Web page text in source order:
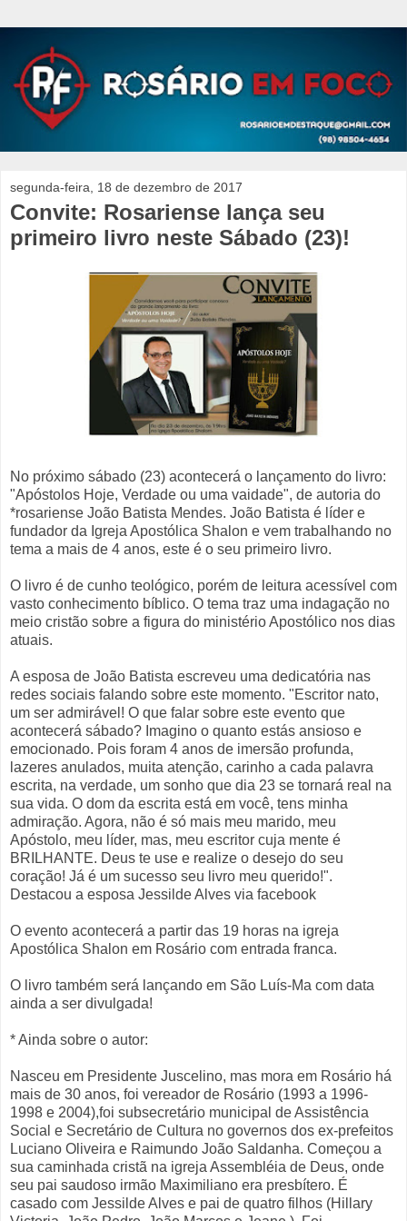
segunda-feira, 18 de dezembro de 2017
Convite: Rosariense lança seu
primeiro livro neste Sábado (23)!
No próximo sábado (23) acontecerá o lançamento do livro:
"Apóstolos Hoje, Verdade ou uma vaidade", de autoria do
*rosariense João Batista Mendes. João Batista é líder e
fundador da Igreja Apostólica Shalon e vem trabalhando no
tema a mais de 4 anos, este é o seu primeiro livro.
O livro é de cunho teológico, porém de leitura acessível com
vasto conhecimento bíblico. O tema traz uma indagação no
meio cristão sobre a figura do ministério Apostólico nos dias
atuais.
A esposa de João Batista escreveu uma dedicatória nas
redes sociais falando sobre este momento. "Escritor nato,
um ser admirável! O que falar sobre este evento que
acontecerá sábado? Imagino o quanto estás ansioso e
emocionado. Pois foram 4 anos de imersão profunda,
lazeres anulados, muita atenção, carinho a cada palavra
escrita, na verdade, um sonho que dia 23 se tornará real na
sua vida. O dom da escrita está em você, tens minha
admiração. Agora, não é só mais meu marido, meu
Apóstolo, meu líder, mas, meu escritor cuja mente é
BRILHANTE. Deus te use e realize o desejo do seu
coração! Já é um sucesso seu livro meu querido!".
Destacou a esposa Jessilde Alves via facebook
O evento acontecerá a partir das 19 horas na igreja
Apostólica Shalon em Rosário com entrada franca.
O livro também será lançando em São Luís-Ma com data
ainda a ser divulgada!
* Ainda sobre o autor:
Nasceu em Presidente Juscelino, mas mora em Rosário há
mais de 30 anos, foi vereador de Rosário (1993 a 1996-
1998 e 2004),foi subsecretário municipal de Assistência
Social e Secretário de Cultura no governos dos ex-prefeitos
Luciano Oliveira e Raimundo João Saldanha. Começou a
sua caminhada cristã na igreja Assembléia de Deus, onde
seu pai saudoso irmão Maximiliano era presbítero. É
casado com Jessilde Alves e pai de quatro filhos (Hillary